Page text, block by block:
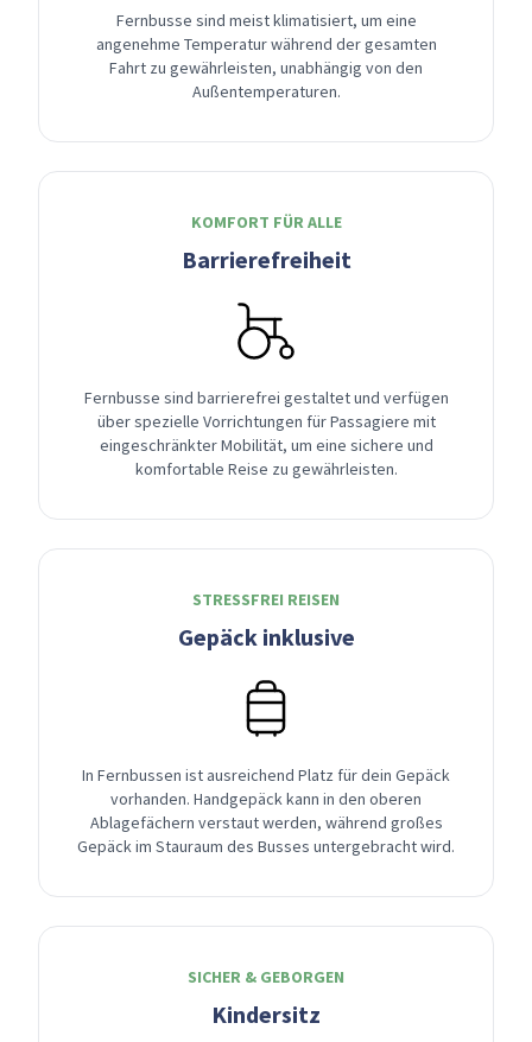
Fernbusse sind meist klimatisiert, um eine
angenehme Temperatur während der gesamten
Fahrt zu gewährleisten, unabhängig von den
Außentemperaturen.
KOMFORT FÜR ALLE
Barrierefreiheit
Fernbusse sind barrierefrei gestaltet und verfügen
über spezielle Vorrichtungen für Passagiere mit
eingeschränkter Mobilität, um eine sichere und
komfortable Reise zu gewährleisten.
STRESSFREI REISEN
Gepäck inklusive
In Fernbussen ist ausreichend Platz für dein Gepäck
vorhanden. Handgepäck kann in den oberen
Ablagefächern verstaut werden, während großes
Gepäck im Stauraum des Busses untergebracht wird.
SICHER & GEBORGEN
Kindersitz